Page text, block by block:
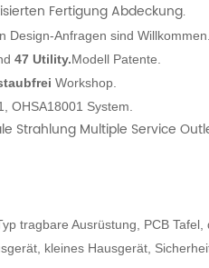
Fertigung Abdeckung.
Design-Anfragen sind Willkommen.
47 Utility.Modell Patente.
Workshop.
OHSA18001 System.
Strahlung Multiple Service
tragbare Ausrüstung, PCB
kleines Hausgerät,